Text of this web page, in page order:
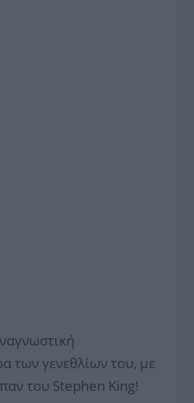
των γενεθλίων του, με
του Stephen King!